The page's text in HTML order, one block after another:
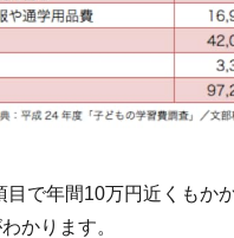
で年間10万円近くもか
かります。